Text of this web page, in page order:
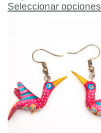
Seleccionar opciones